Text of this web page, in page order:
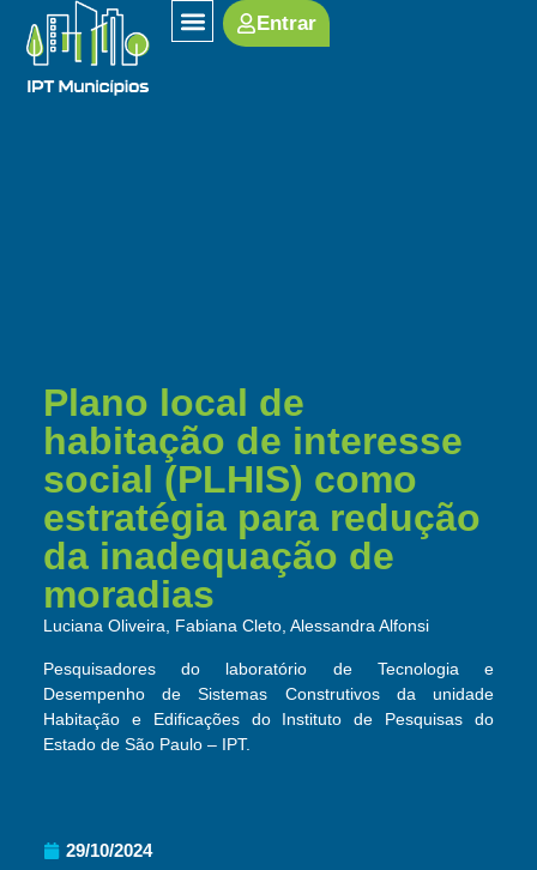
Entrar
Plano local de
habitação de interesse
social (PLHIS) como
estratégia para redução
da inadequação de
moradias​
Luciana Oliveira, Fabiana Cleto, Alessandra Alfonsi
Pesquisadores do laboratório de Tecnologia e
Desempenho de Sistemas Construtivos da unidade
Habitação e Edificações do Instituto de Pesquisas do
Estado de São Paulo – IPT.
29/10/2024